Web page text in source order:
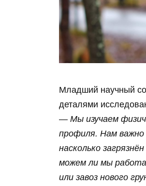
Младший научный
деталями
— Мы изучаем
профиля. Нам
насколько
можем ли мы
или завоз нового